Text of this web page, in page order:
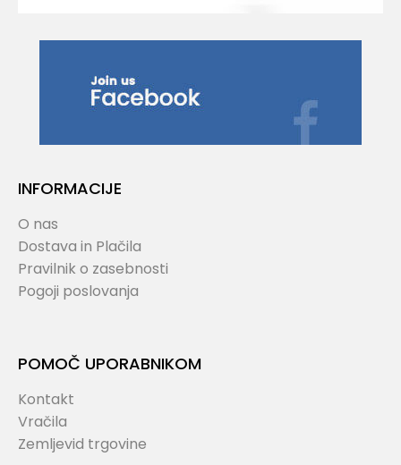
INFORMACIJE
O nas
Dostava in Plačila
Pravilnik o zasebnosti
Pogoji poslovanja
POMOČ UPORABNIKOM
Kontakt
Vračila
Zemljevid trgovine